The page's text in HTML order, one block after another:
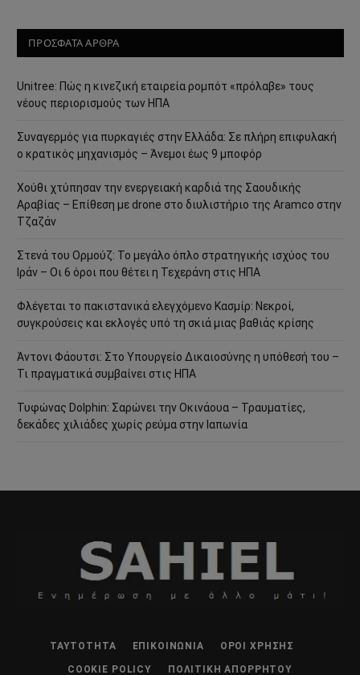
ΠΡΟΣΦΑΤΑ ΑΡΘΡΑ
Unitree: Πώς η κινεζική εταιρεία ρομπότ «πρόλαβε» τους
νέους περιορισμούς των ΗΠΑ
Συναγερμός για πυρκαγιές στην Ελλάδα: Σε πλήρη επιφυλακή
ο κρατικός μηχανισμός – Άνεμοι έως 9 μποφόρ
Χούθι χτύπησαν την ενεργειακή καρδιά της Σαουδικής
Αραβίας – Επίθεση με drone στο διυλιστήριο της Aramco στην
Τζαζάν
Στενά του Ορμούζ: Το μεγάλο όπλο στρατηγικής ισχύος του
Ιράν – Οι 6 όροι που θέτει η Τεχεράνη στις ΗΠΑ
Φλέγεται το πακιστανικά ελεγχόμενο Κασμίρ: Νεκροί,
συγκρούσεις και εκλογές υπό τη σκιά μιας βαθιάς κρίσης
Άντονι Φάουτσι: Στο Υπουργείο Δικαιοσύνης η υπόθεσή του –
Τι πραγματικά συμβαίνει στις ΗΠΑ
Τυφώνας Dolphin: Σαρώνει την Οκινάουα – Τραυματίες,
δεκάδες χιλιάδες χωρίς ρεύμα στην Ιαπωνία
ΤΑΥΤΌΤΗΤΑ ΕΠΙΚΟΙΝΩΝΊΑ ΌΡΟΙ ΧΡΉΣΗΣ
COOKIE POLICY ΠΟΛΙΤΙΚΉ ΑΠΟΡΡΉΤΟΥ